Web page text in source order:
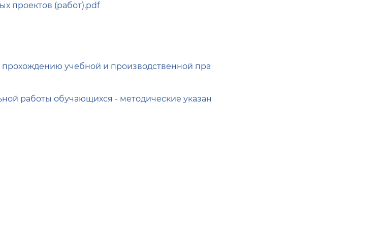
проектов (работ).pdf
прохождению учебной и производственной пра
работы обучающихся - методические указан